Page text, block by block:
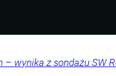
wynika z sondażu SW